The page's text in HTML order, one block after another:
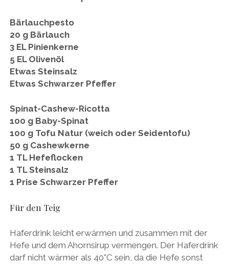
Bärlauchpesto
20 g Bärlauch
3 EL Pinienkerne
5 EL Olivenöl
Etwas Steinsalz
Etwas Schwarzer Pfeffer
Spinat-Cashew-Ricotta
100 g Baby-Spinat
100 g Tofu Natur (weich oder Seidentofu)
50 g Cashewkerne
1 TL Hefeflocken
1 TL Steinsalz
1 Prise Schwarzer Pfeffer
Für den Teig
Haferdrink leicht erwärmen und zusammen mit der
Hefe und dem Ahornsirup vermengen. Der Haferdrink
darf nicht wärmer als 40°C sein, da die Hefe sonst